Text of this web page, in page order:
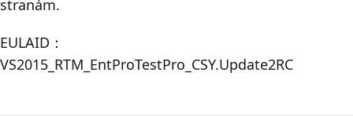
stranám.
EULAID：
VS2015_RTM_EntProTestPro_CSY.Update2RC